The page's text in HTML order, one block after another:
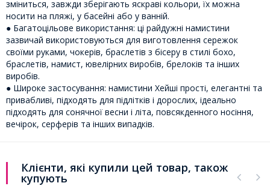
зміниться, завжди зберігають яскраві кольори, їх можна
носити на пляжі, у басейні або у ванній.
● Багатоцільове використання: ці райдужні намистини
зазвичай використовуються для виготовлення сережок
своїми руками, чокерів, браслетів з бісеру в стилі бохо,
браслетів, намист, ювелірних виробів, брелоків та інших
виробів.
● Широке застосування: намистини Хейші прості, елегантні та
привабливі, підходять для підлітків і дорослих, ідеально
підходять для сонячної весни і літа, повсякденного носіння,
вечірок, серферів та інших випадків.
Клієнти, які купили цей товар, також
купують